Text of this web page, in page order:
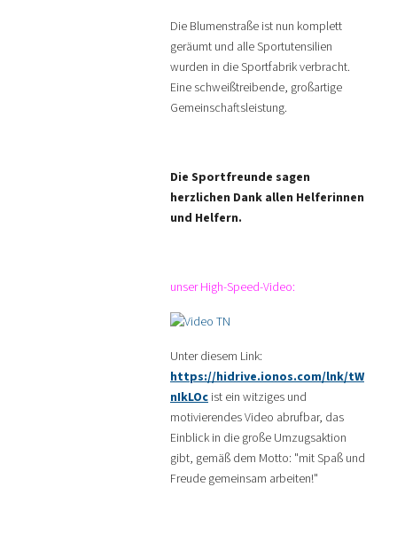
Die Blumenstraße ist nun komplett
geräumt und alle Sportutensilien
wurden in die Sportfabrik verbracht.
Eine schweißtreibende, großartige
Gemeinschaftsleistung.
Die Sportfreunde sagen
herzlichen Dank allen Helferinnen
und Helfern.
unser High-Speed-Video:
Unter diesem Link:
https://hidrive.ionos.com/lnk/tW
nIkLOc ist ein witziges und
motivierendes Video abrufbar, das
Einblick in die große Umzugsaktion
gibt, gemäß dem Motto: "mit Spaß und
Freude gemeinsam arbeiten!"